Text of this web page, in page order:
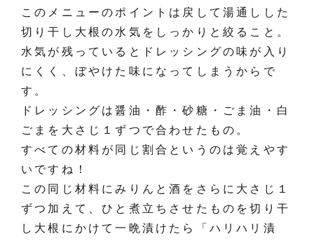
このメニューのポイントは戻して湯通しした
切り干し大根の水気をしっかりと絞ること。
水気が残っているとドレッシングの味が入り
にくく、ぼやけた味になってしまうからで
す。
ドレッシングは醤油・酢・砂糖・ごま油・白
ごまを大さじ１ずつで合わせたもの。
すべての材料が同じ割合というのは覚えやす
いですね！
この同じ材料にみりんと酒をさらに大さじ１
ずつ加えて、ひと煮立ちさせたものを切り干
し大根にかけて一晩漬けたら「ハリハリ漬